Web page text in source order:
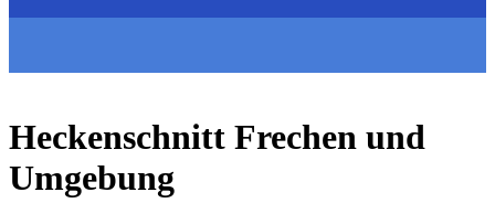
Heckenschnitt Frechen und
Umgebung